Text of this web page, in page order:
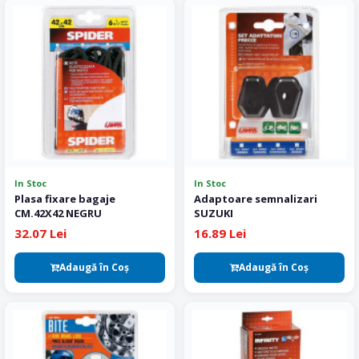
In Stoc
Plasa fixare bagaje
CM.42X42 NEGRU
32.07 Lei
Adaugă în Coş
In Stoc
Adaptoare semnalizari
SUZUKI
16.89 Lei
Adaugă în Coş